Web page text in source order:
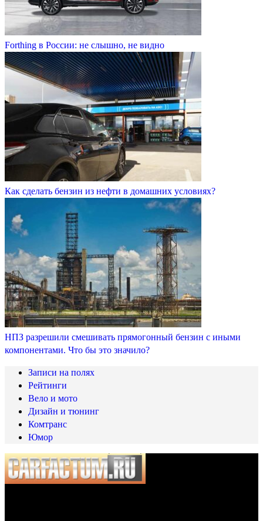
Forthing в России: не слышно, не видно
Как сделать бензин из нефти в домашних условиях?
НПЗ разрешили смешивать прямогонный бензин с иными
компонентами. Что бы это значило?
Записи на полях
Рейтинги
Вело и мото
Дизайн и тюнинг
Комтранс
Юмор